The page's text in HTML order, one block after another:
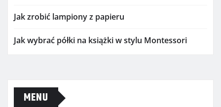
Jak zrobić lampiony z papieru
Jak wybrać półki na książki w stylu Montessori
MENU